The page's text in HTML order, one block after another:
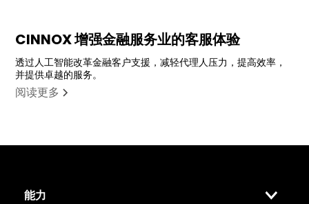
CINNOX 增强金融服务业的客服体验
透过人工智能改革金融客户支援，减轻代理人压力，提高效率，
并提供卓越的服务。
阅读更多
能力